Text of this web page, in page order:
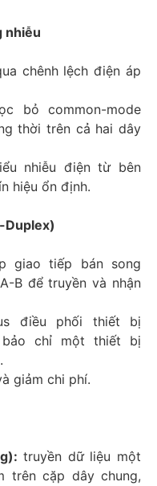
nhiễu
chênh lệch điện áp
bỏ common-mode
thời trên cả hai dây
nhiễu điện từ bên
hiệu ổn định.
Duplex)
giao tiếp bán song
B để truyền và nhận
điều phối thiết bị
chỉ một thiết bị
giảm chi phí.
truyền dữ liệu một
trên cặp dây chung,